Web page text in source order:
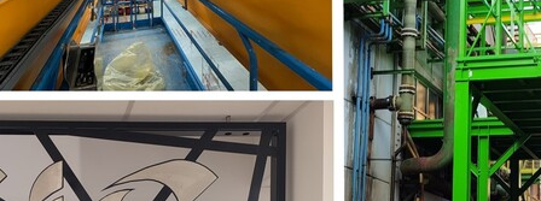
Votre société*
Nom*